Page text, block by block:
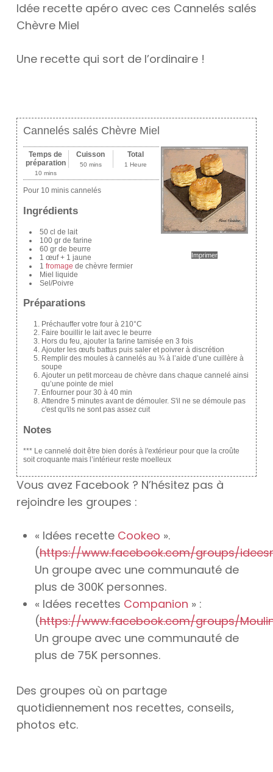
Idée recette apéro avec ces Cannelés salés
Chèvre Miel
Une recette qui sort de l’ordinaire !
Cannelés salés Chèvre Miel
Imprimer
Temps de
préparation
10 mins
Cuisson
50 mins
Total
1 Heure
Pour 10 minis cannelés
Ingrédients
50 cl de lait
100 gr de farine
60 gr de beurre
1 œuf + 1 jaune
1 fromage de chèvre fermier
Miel liquide
Sel/Poivre
Préparations
Préchauffer votre four à 210°C
Faire bouillir le lait avec le beurre
Hors du feu, ajouter la farine tamisée en 3 fois
Ajouter les œufs battus puis saler et poivrer à discrétion
Remplir des moules à cannelés au ¾ à l’aide d’une cuillère à
soupe
Ajouter un petit morceau de chèvre dans chaque cannelé ainsi
qu’une pointe de miel
Enfourner pour 30 à 40 min
Attendre 5 minutes avant de démouler. S'il ne se démoule pas
c'est qu'ils ne sont pas assez cuit
Notes
*** Le cannelé doit être bien dorés à l'extérieur pour que la croûte
soit croquante mais l’intérieur reste moelleux
Vous avez Facebook ? N’hésitez pas à
rejoindre les groupes :
« Idées recette Cookeo ».
(https://www.facebook.com/groups/
Un groupe avec une communauté de
plus de 300K personnes.
« Idées recettes Companion » :
(https://www.facebook.com/groups/
Un groupe avec une communauté de
plus de 75K personnes.
Des groupes où on partage
quotidiennement nos recettes, conseils,
photos etc.